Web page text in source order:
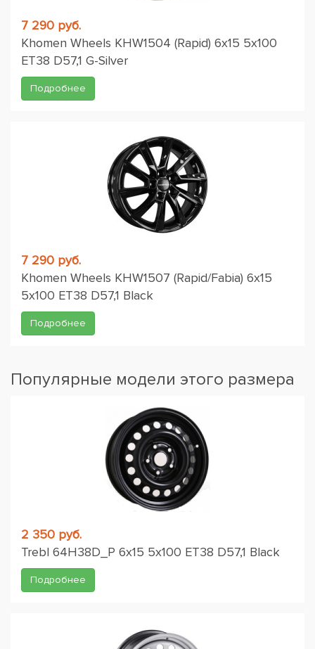
7 290 руб.
Khomen Wheels KHW1504 (Rapid) 6x15 5x100
ET38 D57,1 G-Silver
Подробнее
7 290 руб.
Khomen Wheels KHW1507 (Rapid/Fabia) 6x15
5x100 ET38 D57,1 Black
Подробнее
Популярные модели этого размера
2 350 руб.
Trebl 64H38D_P 6x15 5x100 ET38 D57,1 Black
Подробнее